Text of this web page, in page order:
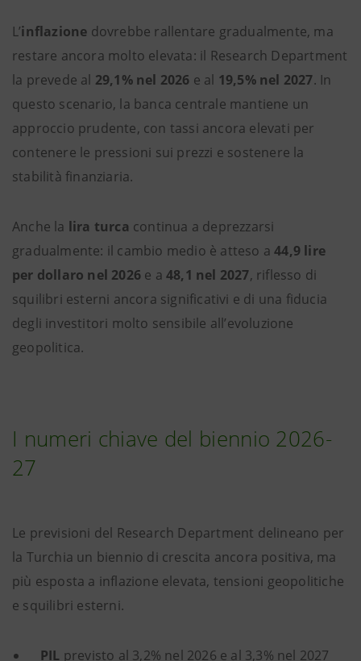
L’inflazione dovrebbe rallentare gradualmente, ma
restare ancora molto elevata: il Research Department
la prevede al 29,1% nel 2026 e al 19,5% nel 2027. In
questo scenario, la banca centrale mantiene un
approccio prudente, con tassi ancora elevati per
contenere le pressioni sui prezzi e sostenere la
stabilità finanziaria.
Anche la lira turca continua a deprezzarsi
gradualmente: il cambio medio è atteso a44,9 lire
per dollaro nel 2026 e a 48,1 nel 2027, riflesso di
squilibri esterni ancora significativi e di una fiducia
degli investitori molto sensibile all’evoluzione
geopolitica.
I numeri chiave del biennio 2026-
27
Le previsioni del Research Department delineano per
la Turchia un biennio di crescita ancora positiva, ma
più esposta a inflazione elevata, tensioni geopolitiche
e squilibri esterni.
PIL previsto al 3,2% nel 2026 e al 3,3% nel 2027